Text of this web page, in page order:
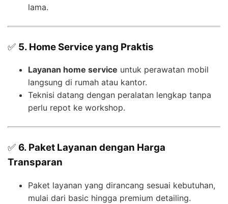
lama.
✅ 5. Home Service yang Praktis
Layanan home service untuk perawatan mobil
langsung di rumah atau kantor.
Teknisi datang dengan peralatan lengkap tanpa
perlu repot ke workshop.
✅ 6. Paket Layanan dengan Harga
Transparan
Paket layanan yang dirancang sesuai kebutuhan,
mulai dari basic hingga premium detailing.